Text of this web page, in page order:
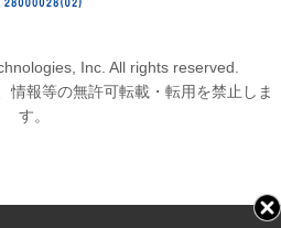
Inc. All rights reserved.
情報等の無許可転載・転用を禁止しま
す。